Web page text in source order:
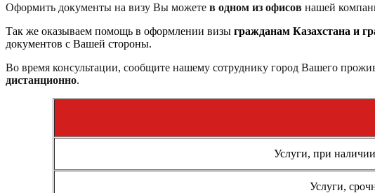
Оформить документы на визу Вы можете в одном из офисов нашей
Так же оказываем помощь в оформлении визы гражданам Казахстана и
документов с Вашей стороны.
Во время консультации, сообщите нашему сотруднику город Вашего
дистанционно.
Услуги, при
Услуги,